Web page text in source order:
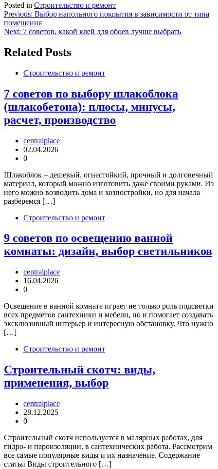
Posted in Строительство и ремонт
Навигация
по
Previous: Выбор напольного покрытия в зависимости от типа
помещения
Next: 7 советов, какой клей для обоев лучше выбрать
Related Posts
Строительство и ремонт
7 советов по выбору шлакоблока
(шлакобетона): плюсы, минусы,
расчет, производство
centralplace
02.04.2026
0
Шлакоблок – дешевый, огнестойкий, прочный и долговечный
материал, который можно изготовить даже своими руками. Из
него можно возводить дома и хозпостройки, но для начала
разберемся […]
Строительство и ремонт
9 советов по освещению ванной
комнаты: дизайн, выбор светильников
centralplace
16.04.2026
0
Освещение в ванной комнате играет не только роль подсветки
всех предметов сантехники и мебели, но и помогает создавать
эксклюзивный интерьер и интересную обстановку. Что нужно
[…]
Строительство и ремонт
Строительный скотч: виды,
применения, выбор
centralplace
28.12.2025
0
Строительный скотч используется в малярных работах, для
гидро- и пароизоляции, в сантехнических работа. Рассмотрим
все самые популярные виды и их назначение. Содержание
статьи Виды строительного […]